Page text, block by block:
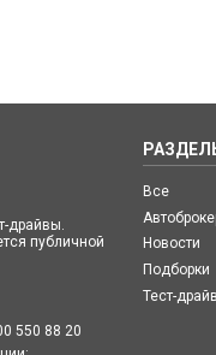
драйвы.
публичной
550 88 20
Все
Новости
Подборки
Тест-